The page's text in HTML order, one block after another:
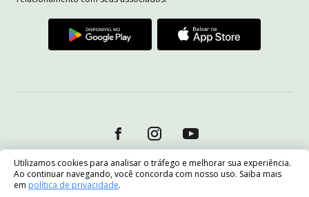
Utilizamos cookies para analisar o tráfego e melhorar sua experiência.
Ao continuar navegando, você concorda com nosso uso. Saiba mais
em política de privacidade.